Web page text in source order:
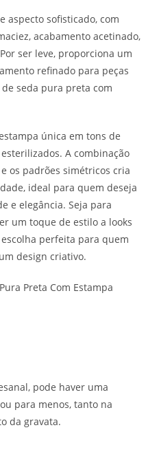
aspecto sofisticado, com
acabamento acetinado,
ser leve, proporciona um
refinado para peças
seda pura preta com
única em tons de
A combinação
os padrões simétricos cria
ideal para quem deseja
e elegância. Seja para
um toque de estilo a looks
perfeita para quem
design criativo.
Preta Com Estampa
pode haver uma
para menos, tanto na
da gravata.